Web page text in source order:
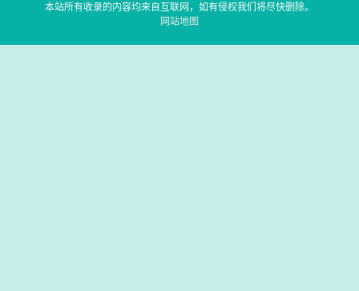
本站所有收录的内容均来自互联网，如有侵权我们将尽快删除。
网站地图